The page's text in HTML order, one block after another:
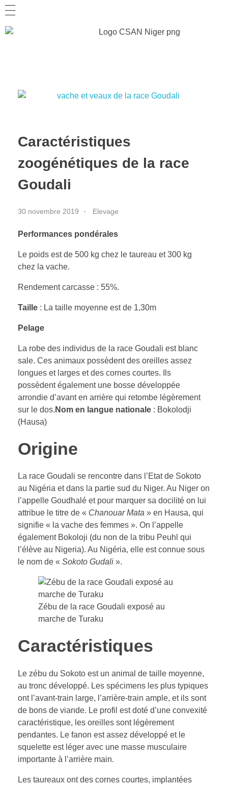
Caractéristiques
zoogénétiques de la race
Goudali
30 novembre 2019 Elevage
Performances pondérales
Le poids est de 500 kg chez le taureau et 300 kg
chez la vache.
Rendement carcasse : 55%.
Taille : La taille moyenne est de 1,30m
Pelage
La robe des individus de la race Goudali est blanc
sale. Ces animaux possèdent des oreilles assez
longues et larges et des cornes courtes. Ils
possèdent également une bosse développée
arrondie d’avant en arrière qui retombe légèrement
sur le dos. Nom en langue nationale : Bokolodji
(Hausa)
Origine
La race Goudali se rencontre dans l’Etat de Sokoto
au Nigéria et dans la partie sud du Niger. Au Niger on
l’appelle Goudhalé et pour marquer sa docilité on lui
attribue le titre de « Chanouar Mata » en Hausa, qui
signifie « la vache des femmes ». On l’appelle
également Bokoloji (du non de la tribu Peuhl qui
l’élève au Nigeria). Au Nigéria, elle est connue sous
le nom de « Sokoto Gudali ».
Zébu de la race Goudali exposé au
marche de Turaku
Caractéristiques
Le zébu du Sokoto est un animal de taille moyenne,
au tronc développé. Les spécimens les plus typiques
ont l’avant-train large, l’arrière-train ample, et ils sont
de bons de viande. Le profil est doté d’une convexité
caractéristique, les oreilles sont légèrement
pendantes. Le fanon est assez développé et le
squelette est léger avec une masse musculaire
importante à l’arrière main.
Les taureaux ont des cornes courtes, implantées